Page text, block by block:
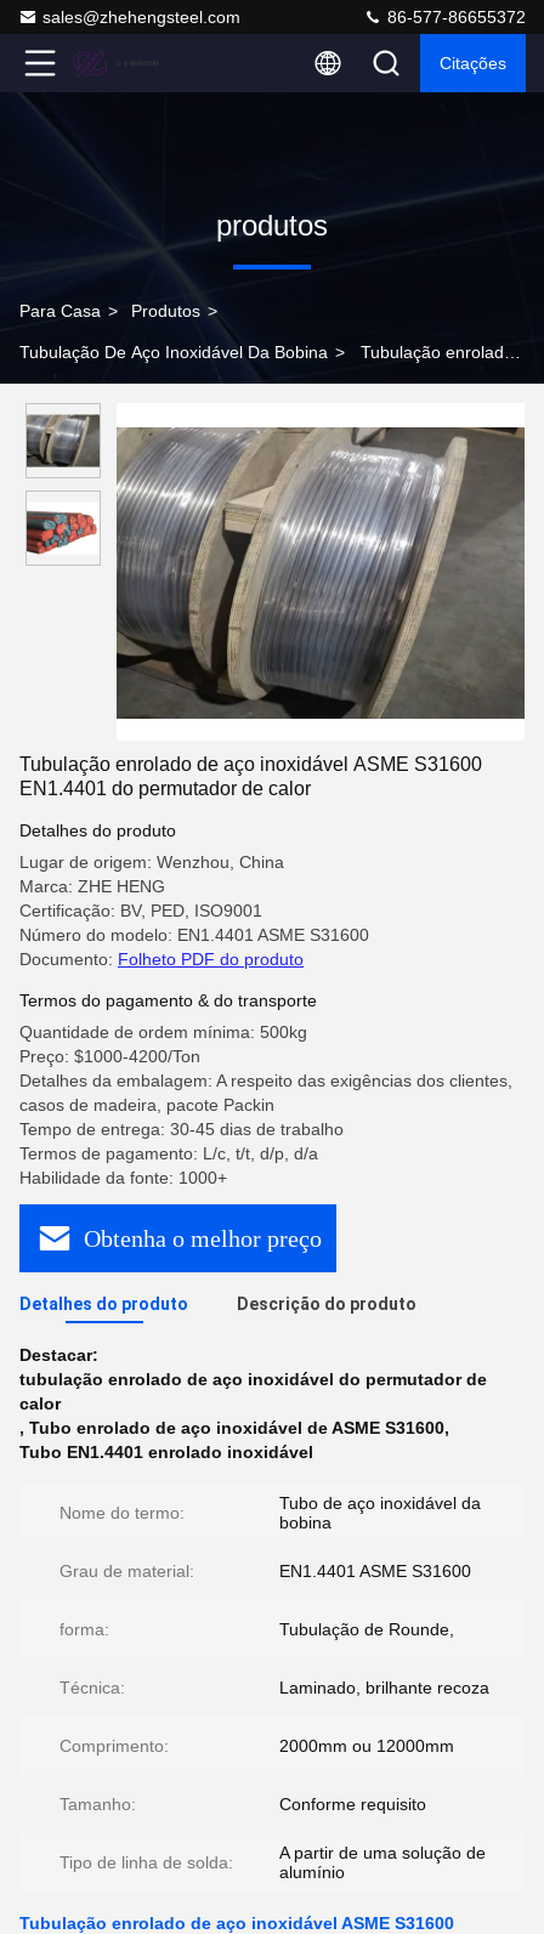
sales@zhehengsteel.com 86-577-86655372
Citações
produtos
Para Casa > Produtos >
Tubulação De Aço Inoxidável Da Bobina > Tubulação enrolado
calor
Tubulação enrolado de aço inoxidável ASME S31600
EN1.4401 do permutador de calor
Detalhes do produto
Lugar de origem: Wenzhou, China
Marca: ZHE HENG
Certificação: BV, PED, ISO9001
Número do modelo: EN1.4401 ASME S31600
Documento: Folheto PDF do produto
Termos do pagamento & do transporte
Quantidade de ordem mínima: 500kg
Preço: $1000-4200/Ton
Detalhes da embalagem: A respeito das exigências dos clientes,
casos de madeira, pacote Packin
Tempo de entrega: 30-45 dias de trabalho
Termos de pagamento: L/c, t/t, d/p, d/a
Habilidade da fonte: 1000+
Obtenha o melhor preço
Detalhes do produto Descrição do produto
Destacar:
tubulação enrolado de aço inoxidável do permutador de
calor
, Tubo enrolado de aço inoxidável de ASME S31600,
Tubo EN1.4401 enrolado inoxidável
Nome do termo:
Tubo de aço inoxidável da
bobina
Grau de material: EN1.4401 ASME S31600
forma: Tubulação de Rounde,
Técnica: Laminado, brilhante recoza
Comprimento: 2000mm ou 12000mm
Tamanho: Conforme requisito
Tipo de linha de solda:
A partir de uma solução de
alumínio
Tubulação enrolado de aço inoxidável ASME S31600